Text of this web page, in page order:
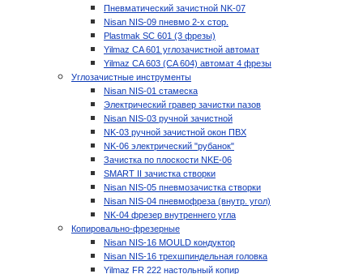
Пневматический зачистной NK-07
Nisan NIS-09 пневмо 2-х стор.
Plastmak SC 601 (3 фрезы)
Yilmaz CA 601 углозачистной автомат
Yilmaz CA 603 (CA 604) автомат 4 фрезы
Углозачистные инструменты
Nisan NIS-01 стамеска
Электрический гравер зачистки пазов
Nisan NIS-03 ручной зачистной
NK-03 ручной зачистной окон ПВХ
NK-06 электрический "рубанок"
Зачистка по плоскости NKE-06
SMART II зачистка створки
Nisan NIS-05 пневмозачистка створки
Nisan NIS-04 пневмофреза (внутр. угол)
NK-04 фрезер внутреннего угла
Копировально-фрезерные
Nisan NIS-16 MOULD кондуктор
Nisan NIS-16 трехшпиндельная головка
Yilmaz FR 222 настольный копир